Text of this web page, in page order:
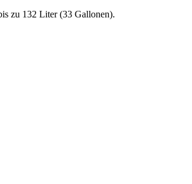
zu 132 Liter (33 Gallonen).